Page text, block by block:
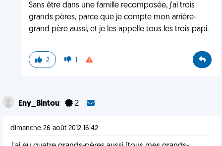
Sans être dans une famille recomposée, j'ai trois
grands pères, parce que je compte mon arrière-
grand père aussi, et je les appelle tous les trois papi.
2 1
Eny_Bintou 2
dimanche 26 août 2012 16:42